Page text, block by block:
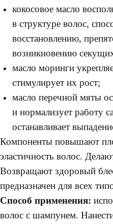
кокосовое масло
в структуре волос,
восстановлению,
возникновению
масло моринги
стимулирует их рост;
масло перечной мяты
и нормализует работу
останавливает
Компоненты повышают
эластичность волос.
Возвращают здоровый
предназначен для всех
Способ применения:
волос с шампунем.